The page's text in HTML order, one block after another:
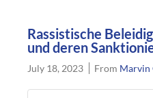
Rassistische
und deren
July 18, 2023 From Marvin